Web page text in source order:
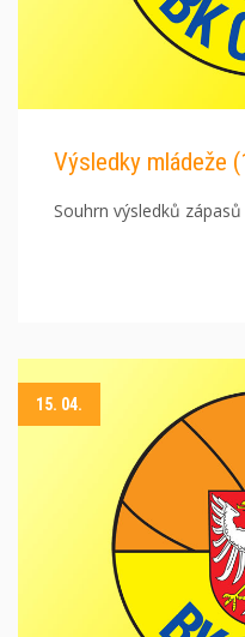
Výsledky mládeže
Souhrn výsledků
15. 04.